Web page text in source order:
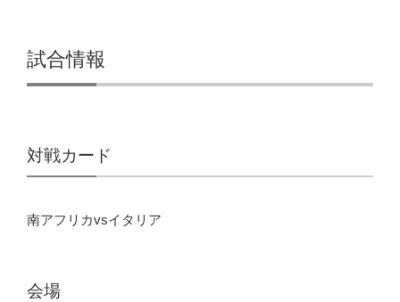
試合情報
対戦カード
南アフリカvsイタリア
会場